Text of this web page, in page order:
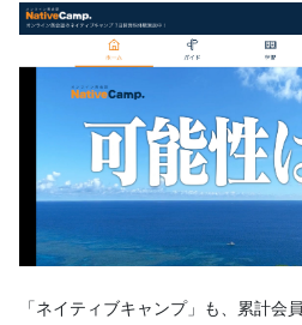
「ネイティブキャンプ」も、累計会